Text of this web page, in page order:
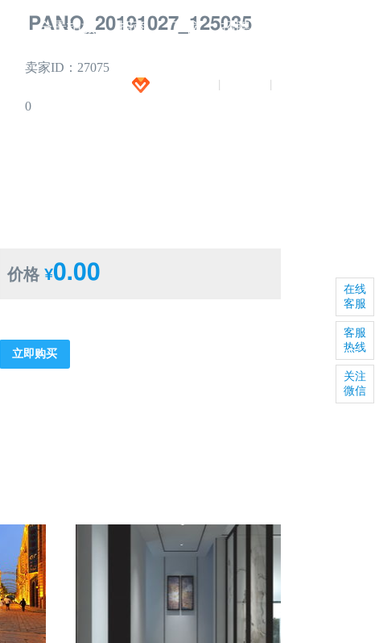
全景拍摄 招商 下载 招聘
PANO_20191027_125035
卖家ID：27075
0
价格 ¥0.00
立即购买
在线
客服
客服
热线
关注
微信